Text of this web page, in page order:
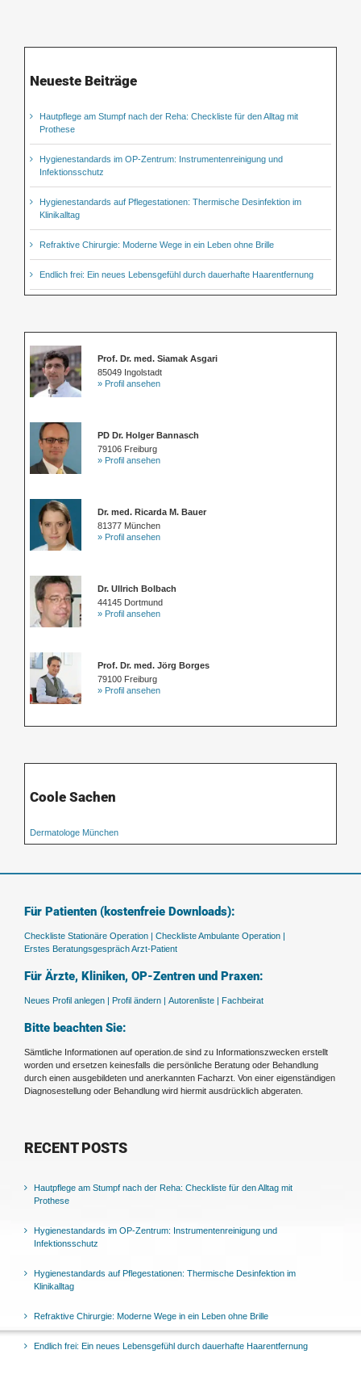
Neueste Beiträge
Hautpflege am Stumpf nach der Reha: Checkliste für den Alltag mit
Prothese
Hygienestandards im OP-Zentrum: Instrumentenreinigung und
Infektionsschutz
Hygienestandards auf Pflegestationen: Thermische Desinfektion im
Klinikalltag
Refraktive Chirurgie: Moderne Wege in ein Leben ohne Brille
Endlich frei: Ein neues Lebensgefühl durch dauerhafte Haarentfernung
Prof. Dr. med. Siamak Asgari
85049 Ingolstadt
» Profil ansehen
PD Dr. Holger Bannasch
79106 Freiburg
» Profil ansehen
Dr. med. Ricarda M. Bauer
81377 München
» Profil ansehen
Dr. Ullrich Bolbach
44145 Dortmund
» Profil ansehen
Prof. Dr. med. Jörg Borges
79100 Freiburg
» Profil ansehen
Coole Sachen
Dermatologe München
Für Patienten (kostenfreie Downloads):
Checkliste Stationäre Operation |
Checkliste Ambulante Operation |
Erstes Beratungsgespräch Arzt-Patient
Für Ärzte, Kliniken, OP-Zentren und Praxen:
Neues Profil anlegen | Profil ändern | Autorenliste | Fachbeirat
Bitte beachten Sie:
Sämtliche Informationen auf operation.de sind zu Informationszwecken erstellt
worden und ersetzen keinesfalls die persönliche Beratung oder Behandlung
durch einen ausgebildeten und anerkannten Facharzt. Von einer eigenständigen
Diagnosestellung oder Behandlung wird hiermit ausdrücklich abgeraten.
RECENT POSTS
Hautpflege am Stumpf nach der Reha: Checkliste für den Alltag mit
Prothese
Hygienestandards im OP-Zentrum: Instrumentenreinigung und
Infektionsschutz
Hygienestandards auf Pflegestationen: Thermische Desinfektion im
Klinikalltag
Refraktive Chirurgie: Moderne Wege in ein Leben ohne Brille
Endlich frei: Ein neues Lebensgefühl durch dauerhafte Haarentfernung